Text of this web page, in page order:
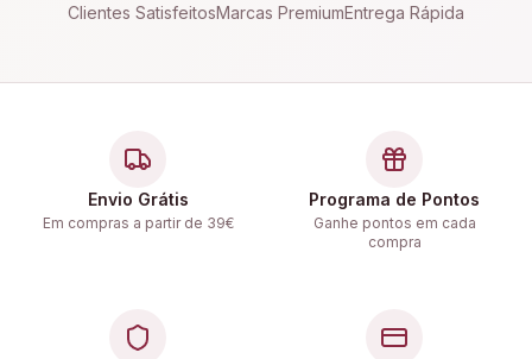
Clientes SatisfeitosMarcas PremiumEntrega Rápida
Envio Grátis
Em compras a partir de 39€
Programa de Pontos
Ganhe pontos em cada
compra